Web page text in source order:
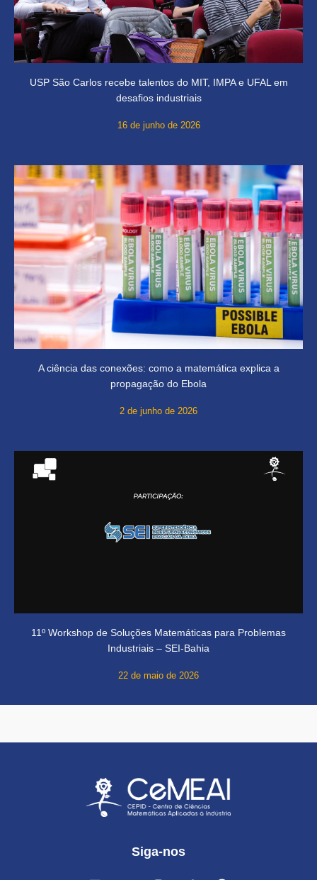
USP São Carlos recebe talentos do MIT, IMPA e UFAL em
desafios industriais
16 de junho de 2026
A ciência das conexões: como a matemática explica a
propagação do Ebola
2 de junho de 2026
11º Workshop de Soluções Matemáticas para Problemas
Industriais – SEI-Bahia
22 de maio de 2026
Siga-nos